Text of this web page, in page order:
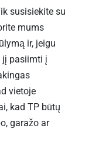
susisiekite su
mums
ir, jeigu
jį pasiimti į
vietoje
kad TP būtų
garažo ar